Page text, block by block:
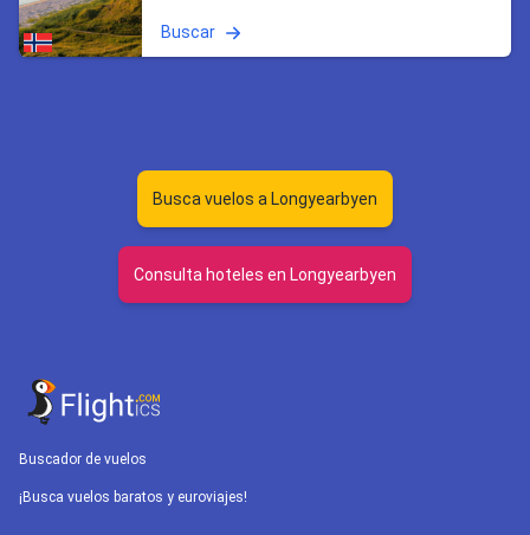
Buscar
Busca vuelos a Longyearbyen
Consulta hoteles en Longyearbyen
Buscador de vuelos
¡Busca vuelos baratos y euroviajes!